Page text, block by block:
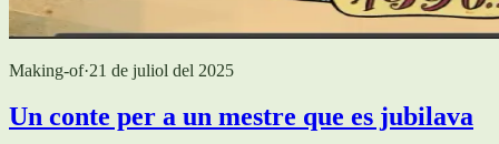
Making-of·21 de juliol del 2025
Un conte per a un mestre que es jubilava